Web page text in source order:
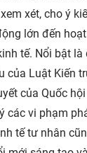
xét, cho ý
lớn đến
tế. Nổi bật
của Luật Kiến
của Quốc
các vi phạm
tế tư nhân